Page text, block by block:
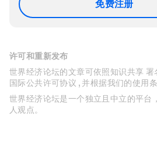
免费注册
许可和重新发布
世界经济论坛的文章可依照知识共享
国际公共许可协议 , 并根据我们的使用
世界经济论坛是一个独立且中立的平台
人观点。